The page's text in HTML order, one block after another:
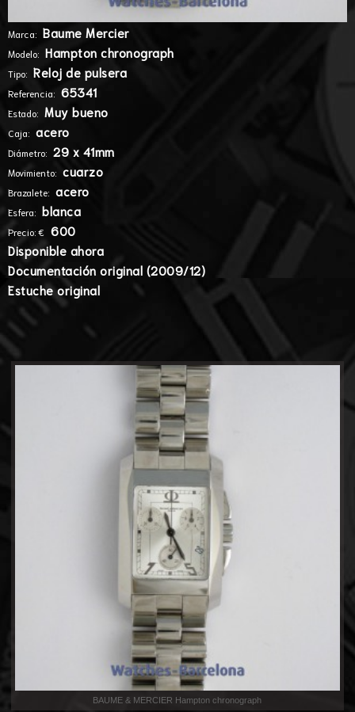
Marca: Baume Mercier
Modelo: Hampton chronograph
Tipo: Reloj de pulsera
Referencia: 65341
Estado: Muy bueno
Caja: acero
Diámetro: 29 x 41mm
Movimiento: cuarzo
Brazalete: acero
Esfera: blanca
Precio: € 600
Disponible ahora
Documentación original (2009/12)
Estuche original
BAUME & MERCIER Hampton chronograph